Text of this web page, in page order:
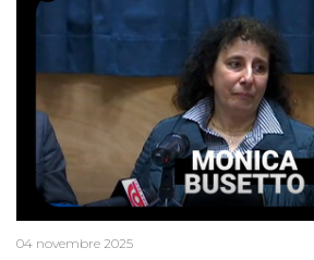
04 novembre 2025